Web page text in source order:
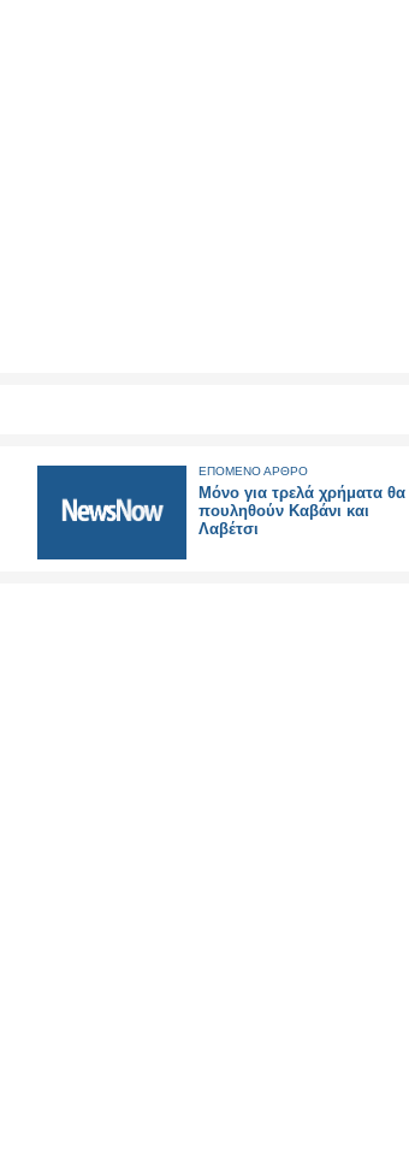
ΕΠΟΜΕΝΟ ΑΡΘΡΟ
Μόνο για τρελά χρήματα θα
πουληθούν Καβάνι και
Λαβέτσι